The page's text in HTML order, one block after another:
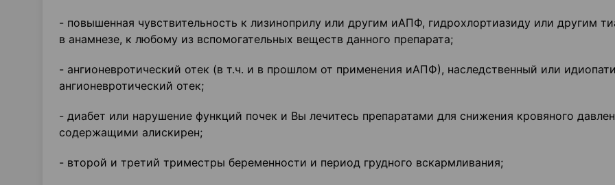
- повышенная чувствительность к лизиноприлу или другим иАПФ, гидрохлортиазиду или другим
в анамнезе, к любому из вспомогательных веществ данного препарата;
- ангионевротический отек (в т.ч. и в прошлом от применения иАПФ), наследственный или
ангионевротический отек;
- диабет или нарушение функций почек и Вы лечитесь препаратами для снижения кровяного
содержащими алискирен;
- второй и третий триместры беременности и период грудного вскармливания;